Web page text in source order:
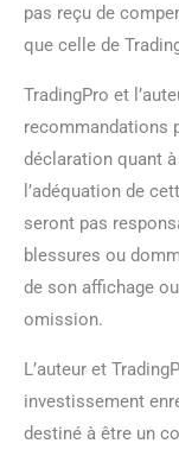
pas reçu de
que celle de
TradingPro et
recommandations
déclaration quant à
l’adéquation de
seront pas
blessures ou
de son affichage
omission.
L’auteur et
investissement
destiné à être un